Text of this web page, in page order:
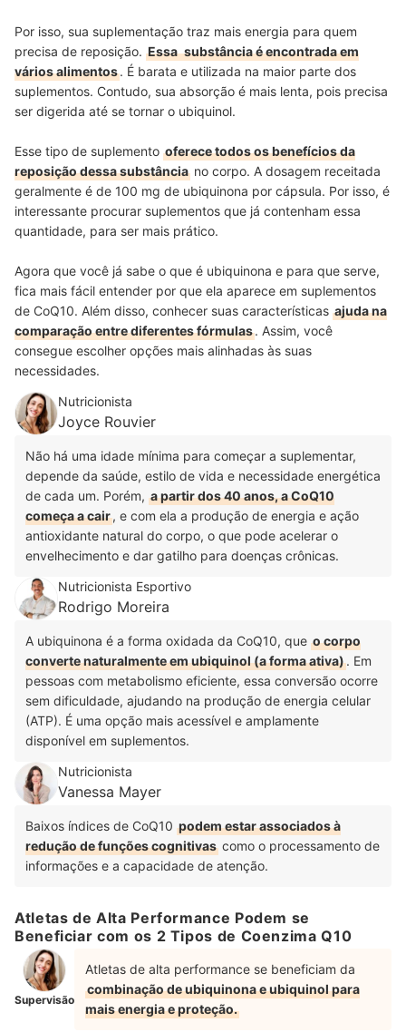
Por isso, sua suplementação traz mais energia para quem
precisa de reposição. Essa substância é encontrada em
vários alimentos. É barata e utilizada na maior parte dos
suplementos. Contudo, sua absorção é mais lenta, pois precisa
ser digerida até se tornar o ubiquinol.
Esse tipo de suplemento oferece todos os benefícios da
reposição dessa substância no corpo. A dosagem receitada
geralmente é de 100 mg de ubiquinona por cápsula. Por isso, é
interessante procurar suplementos que já contenham essa
quantidade, para ser mais prático.
Agora que você já sabe o que é ubiquinona e para que serve,
fica mais fácil entender por que ela aparece em suplementos
de CoQ10. Além disso, conhecer suas características ajuda na
comparação entre diferentes fórmulas. Assim, você
consegue escolher opções mais alinhadas às suas
necessidades.
Nutricionista
Joyce Rouvier
Não há uma idade mínima para começar a suplementar,
depende da saúde, estilo de vida e necessidade energética
de cada um. Porém, a partir dos 40 anos, a CoQ10
começa a cair, e com ela a produção de energia e ação
antioxidante natural do corpo, o que pode acelerar o
envelhecimento e dar gatilho para doenças crônicas.
Nutricionista Esportivo
Rodrigo Moreira
A ubiquinona é a forma oxidada da CoQ10, que o corpo
converte naturalmente em ubiquinol (a forma ativa). Em
pessoas com metabolismo eficiente, essa conversão ocorre
sem dificuldade, ajudando na produção de energia celular
(ATP). É uma opção mais acessível e amplamente
disponível em suplementos.
Nutricionista
Vanessa Mayer
Baixos índices de CoQ10 podem estar associados à
redução de funções cognitivas como o processamento de
informações e a capacidade de atenção.
Atletas de Alta Performance Podem se
Beneficiar com os 2 Tipos de Coenzima Q10
Supervisão
Atletas de alta performance se beneficiam da
combinação de ubiquinona e ubiquinol para
mais energia e proteção.